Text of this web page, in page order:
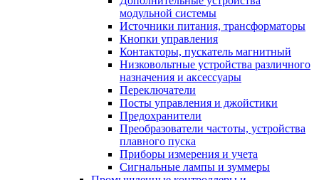
модульной системы
Источники питания, трансформаторы
Кнопки управления
Контакторы, пускатель магнитный
Низковольтные устройства различного
назначения и аксессуары
Переключатели
Посты управления и джойстики
Предохранители
Преобразователи частоты, устройства
плавного пуска
Приборы измерения и учета
Сигнальные лампы и зуммеры